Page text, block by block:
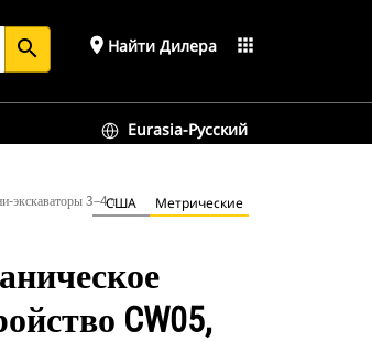
search place Найти Дилера apps
Eurasia-Русский
экскаваторы 3–4 тСША Метрические
CW05,